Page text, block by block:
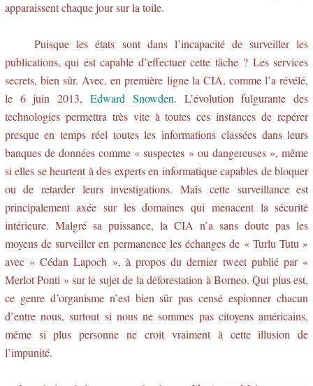
apparaissent chaque jour sur la toile.
Puisque les états sont dans l’incapacité de surveiller les
publications, qui est capable d’effectuer cette tâche ? Les services
secrets, bien sûr. Avec, en première ligne la CIA, comme l’a révélé,
le 6 juin 2013, Edward Snowden. L’évolution fulgurante des
technologies permettra très vite à toutes ces instances de repérer
presque en temps réel toutes les informations classées dans leurs
banques de données comme « suspectes » ou dangereuses », même
si elles se heurtent à des experts en informatique capables de bloquer
ou de retarder leurs investigations. Mais cette surveillance est
principalement axée sur les domaines qui menacent la sécurité
intérieure. Malgré sa puissance, la CIA n’a sans doute pas les
moyens de surveiller en permanence les échanges de « Turlu Tutu »
avec « Cédan Lapoch », à propos du dernier tweet publié par «
Merlot Ponti » sur le sujet de la déforestation à Borneo. Qui plus est,
ce genre d’organisme n’est bien sûr pas censé espionner chacun
d’entre nous, surtout si nous ne sommes pas citoyens américains,
même si plus personne ne croit vraiment à cette illusion de
l’impunité.